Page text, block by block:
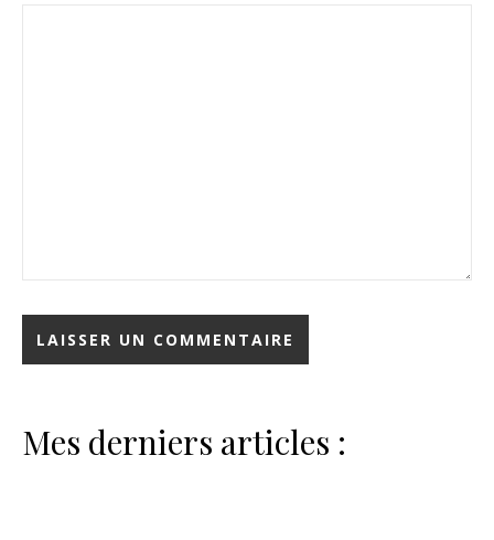
Mes derniers articles :